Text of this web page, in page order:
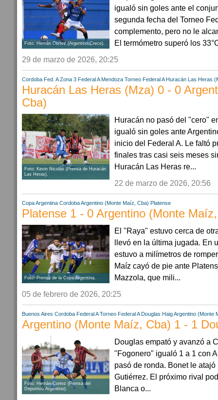
Foto: Hernán Cortez (Argentino Crece).
igualó sin goles ante el
segunda fecha del Torneo
complemento, pero no le
El termómetro superó los
29 de marzo de 2026, 20:25
Cordoba Fed. A Zona 3 Federal A Mendoza Torneo Federal A Huracán Las Heras
Huracán Las Heras (Mza) 0 - 0
Cba)
Foto: Kevin Nicolás (Prensa de Huracán
Las Heras).
Huracán no pasó del "cero"
igualó sin goles ante
inicio del Federal A. Le faltó
finales tras casi seis meses
Huracán Las Heras re...
22 de marzo de 2026, 20:56
Copa Argentina CordobaArgentino (Monte Maíz, Cba) Platense
Platense 1 - 0 Argentino (Monte
Foto: Prensa de la Copa Argentina.
El "Raya" estuvo cerca de
llevó en la última jugada. En
estuvo a milímetros de
Maíz cayó de pie ante
Mazzola, que mili...
05 de febrero de 2026, 20:25
Buenos Aires Cordoba Federal A Torneo Federal A Douglas HaigArgentino (Monte
Argentino (Monte Maíz, Cba) 1 - 1
Foto: Hernán Cortez (Prensa del
Deportivo Argentino).
Douglas empató y avanzó a
"Fogonero" igualó 1 a 1 con
pasó de ronda. Bonet le
Gutiérrez. El próximo rival
Blanca o...